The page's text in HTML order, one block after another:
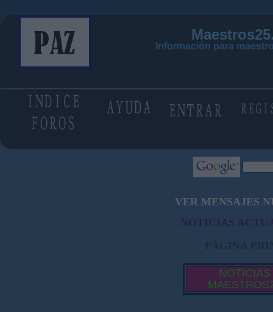
Información para
VER MENSAJES
NOTICIAS
PÁGINA
NOTICIAS